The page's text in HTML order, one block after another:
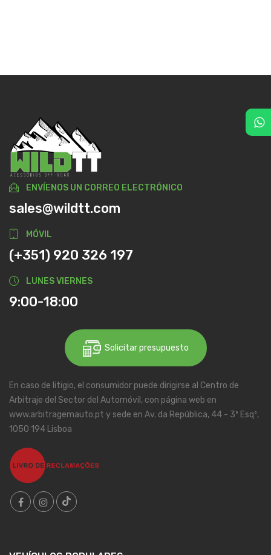
ENVÍENOS UN CORREO ELECTRÓNICO
sales@wildtt.com
MÓVIL
(+351) 920 326 197
LUNES VIERNES
9:00-18:00
Solicitar presupuesto
En caso de litigio, el consumidor puede dirigirse al Centro de
Arbitraje del Sector del Automóvil, con página web en
www.arbitragemauto.pt y sede en Av. da República, 44 - 3º Esqº,
1050 194 Lisboa